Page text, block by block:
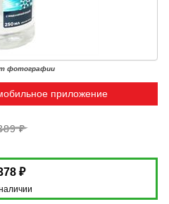
фотографии
приложение
₽
₽